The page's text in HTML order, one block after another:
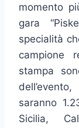
momento
gara
specialità
campione
stampa
saranno
Sicilia,